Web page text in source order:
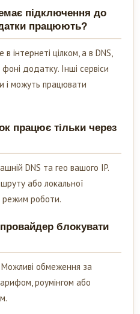
підключення до
працюють?
інтернеті цілком, а в DNS,
додатку. Інші сервіси
і можуть працювати
працює тільки через
DNS та гео вашого IP.
або локальної
режим роботи.
блокувати
Можливі обмеження за
роумінгом або